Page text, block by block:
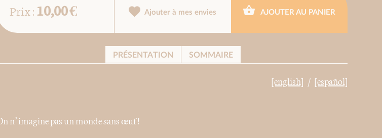
Prix : 10,00 € Ajouter à mes envies AJOUTER AU PANIER
PRÉSENTATION SOMMAIRE
[english] [español]
n’imagine pas un monde sans œuf !